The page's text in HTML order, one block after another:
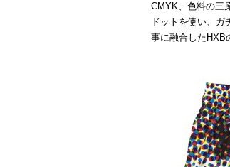
CMYK、色料の三
ドットを使い、
事に融合したHXB